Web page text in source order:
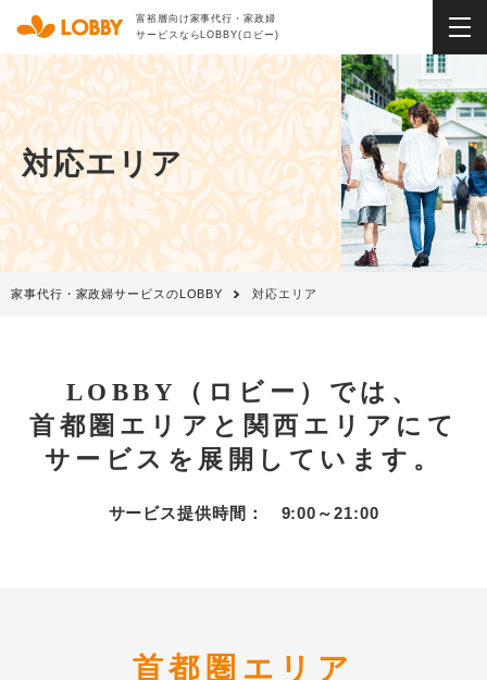
富裕層向け家事代行・家政婦
サービスならLOBBY(ロビー)
対応エリア
家事代行・家政婦サービスのLOBBY 対応エリア
LOBBY（ロビー）では、
首都圏エリアと関西エリアにて
サービスを展開しています。
サービス提供時間： 9:00～21:00
首都圏エリア